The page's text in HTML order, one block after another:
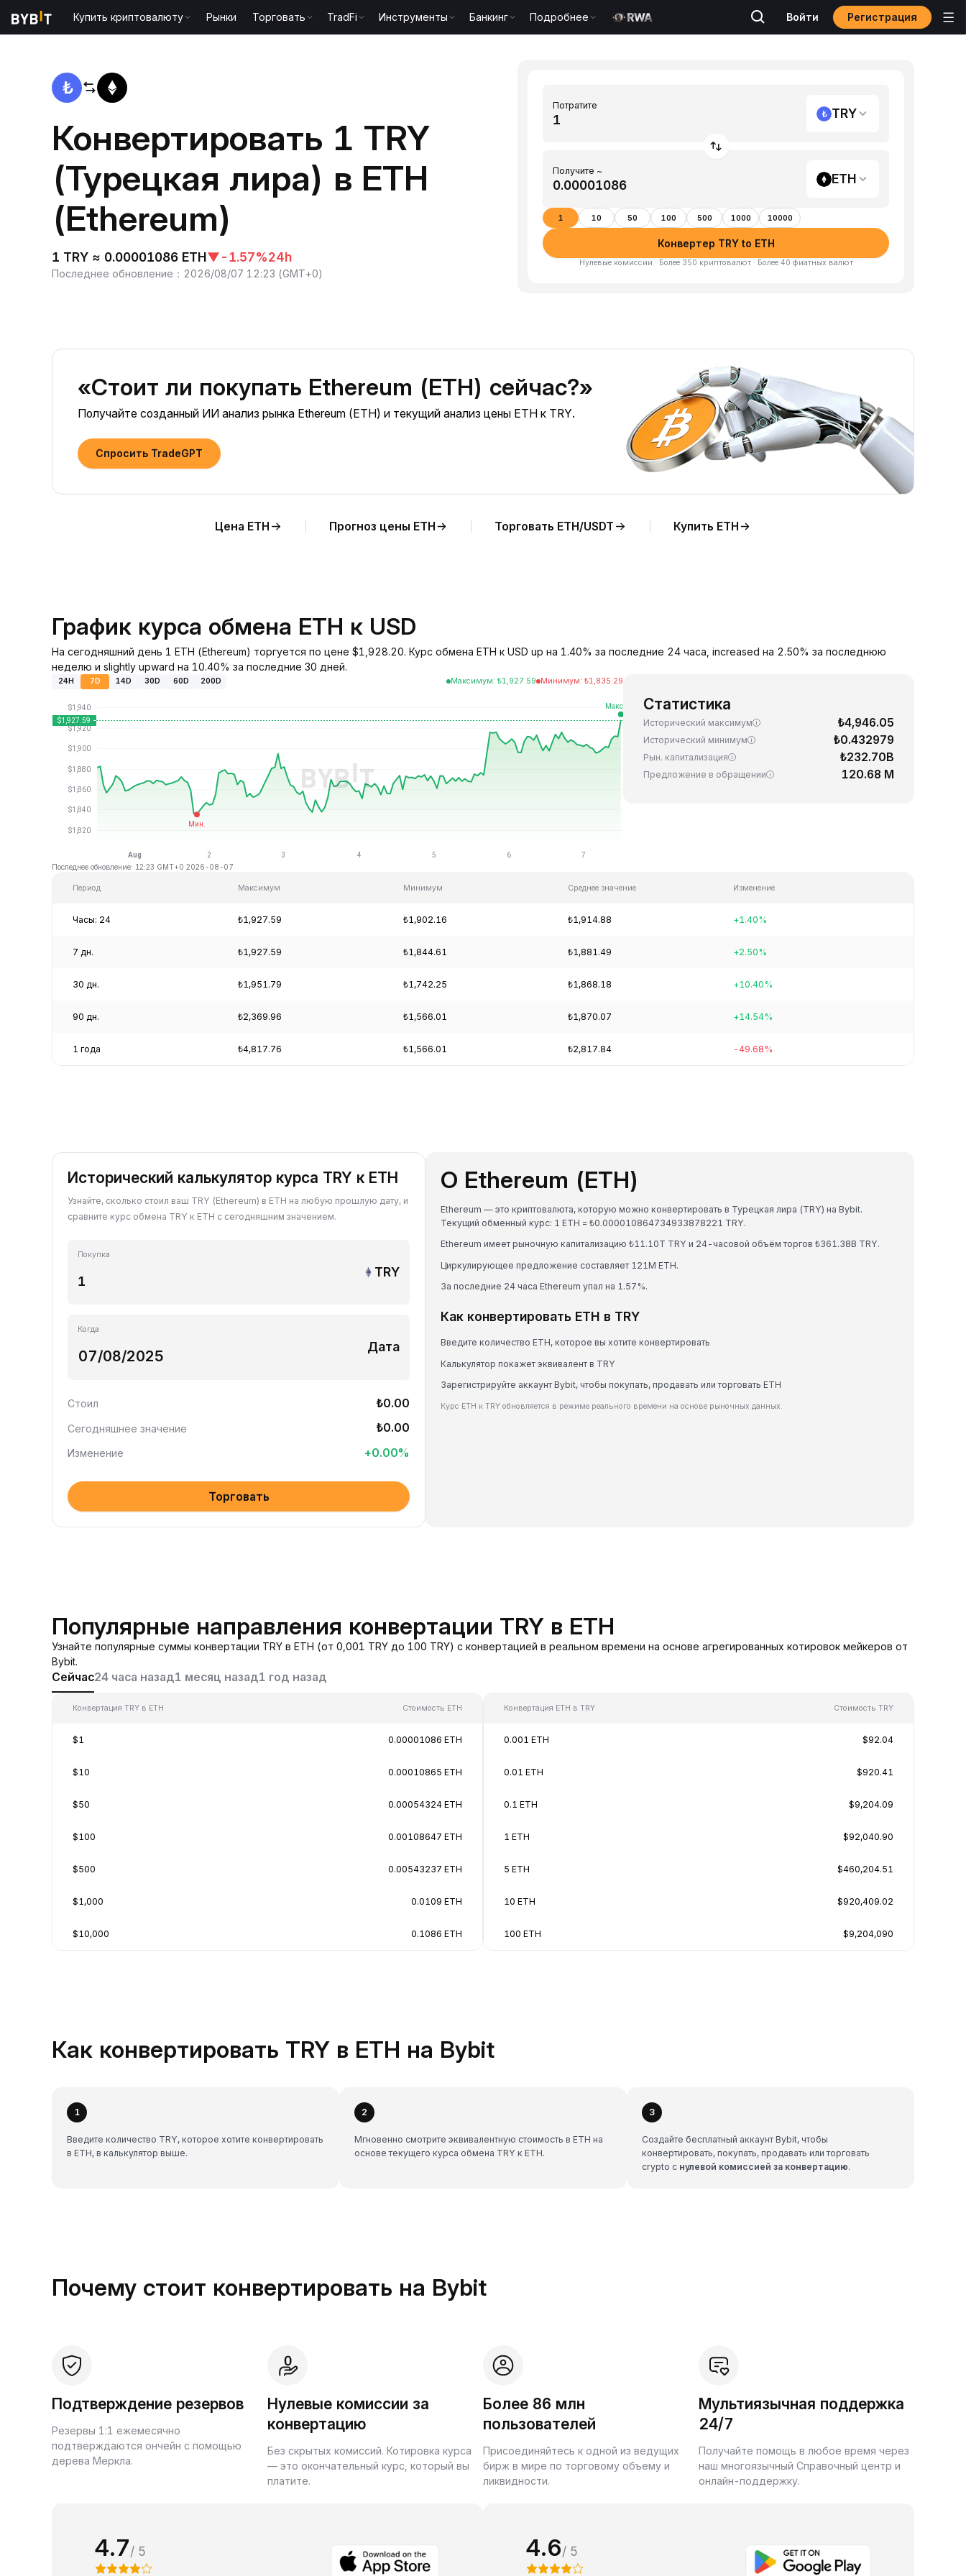
Купить криптовалюту Рынки Торговать TradFi Инструменты Банкинг Подробнее Войти Регистрация
Конвертировать 1 TRY
(Турецкая лира) в ETH
(Ethereum)
1 TRY ≈ 0.00001086 ETH▼-1.57%24h
Последнее обновление ： 2026/08/07 12:23 (GMT+0)
Потратите
TRY
Получите ~
ETH
1 10 50 100 500 1000 10000
Конвертер TRY to ETH
Нулевые комиссии · Более 350 криптовалют · Более 40 фиатных валют
«Стоит ли покупать Ethereum (ETH) сейчас?»
Получайте созданный ИИ анализ рынка Ethereum (ETH) и текущий анализ цены ETH к TRY.
Спросить TradeGPT
Цена ETH Прогноз цены ETH Торговать ETH/USDT Купить ETH
График курса обмена ETH к USD
На сегодняшний день 1 ETH (Ethereum) торгуется по цене $1,928.20. Курс обмена ETH к USD up на 1.40% за последние 24 часа, increased на 2.50% за последнюю
неделю и slightly upward на 10.40% за последние 30 дней.
24H 7D 14D 30D 60D 200D Максимум: ₺1,927.59 Минимум: ₺1,835.29
Последнее обновление: 12:23 GMT+0 2026-08-07
Статистика
Исторический максимум ₺4,946.05
Исторический минимум ₺0.432979
Рын. капитализация ₺232.70B
Предложение в обращении 120.68 M
Период Максимум Минимум Среднее значение Изменение
Часы: 24 ₺1,927.59 ₺1,902.16 ₺1,914.88 +1.40%
7 дн. ₺1,927.59 ₺1,844.61 ₺1,881.49 +2.50%
30 дн. ₺1,951.79 ₺1,742.25 ₺1,868.18 +10.40%
90 дн. ₺2,369.96 ₺1,566.01 ₺1,870.07 +14.54%
1 года ₺4,817.76 ₺1,566.01 ₺2,817.84 -49.68%
Исторический калькулятор курса TRY к ETH
Узнайте, сколько стоил ваш TRY (Ethereum) в ETH на любую прошлую дату, и
сравните курс обмена TRY к ETH с сегодняшним значением.
Покупка
TRY
Когда
Дата
Стоил ₺0.00
Сегодняшнее значение ₺0.00
Изменение +0.00%
Торговать
О Ethereum (ETH)
Ethereum — это криптовалюта, которую можно конвертировать в Турецкая лира (TRY) на Bybit.
Текущий обменный курс: 1 ETH = ₺0.000010864734933878221 TRY.
Ethereum имеет рыночную капитализацию ₺11.10T TRY и 24-часовой объём торгов ₺361.38B TRY.
Циркулирующее предложение составляет 121M ETH.
За последние 24 часа Ethereum упал на 1.57%.
Как конвертировать ETH в TRY
Введите количество ETH, которое вы хотите конвертировать
Калькулятор покажет эквивалент в TRY
Зарегистрируйте аккаунт Bybit, чтобы покупать, продавать или торговать ETH
Курс ETH к TRY обновляется в режиме реального времени на основе рыночных данных.
Популярные направления конвертации TRY в ETH
Узнайте популярные суммы конвертации TRY в ETH (от 0,001 TRY до 100 TRY) с конвертацией в реальном времени на основе агрегированных котировок мейкеров от
Bybit.
Сейчас24 часа назад1 месяц назад1 год назад
Конвертация TRY в ETH Стоимость ETH
$1 0.00001086 ETH
$10 0.00010865 ETH
$50 0.00054324 ETH
$100 0.00108647 ETH
$500 0.00543237 ETH
$1,000 0.0109 ETH
$10,000 0.1086 ETH
Конвертация ETH в TRY Стоимость TRY
0.001 ETH $92.04
0.01 ETH $920.41
0.1 ETH $9,204.09
1 ETH $92,040.90
5 ETH $460,204.51
10 ETH $920,409.02
100 ETH $9,204,090
Как конвертировать TRY в ETH на Bybit
1
Введите количество TRY, которое хотите конвертировать
в ETH, в калькулятор выше.
2
Мгновенно смотрите эквивалентную стоимость в ETH на
основе текущего курса обмена TRY к ETH.
3
Создайте бесплатный аккаунт Bybit, чтобы
конвертировать, покупать, продавать или торговать
crypto с нулевой комиссией за конвертацию.
Почему стоит конвертировать на Bybit
Подтверждение резервов
Резервы 1:1 ежемесячно
подтверждаются ончейн с помощью
дерева Меркла.
Нулевые комиссии за
конвертацию
Без скрытых комиссий. Котировка курса
— это окончательный курс, который вы
платите.
Более 86 млн
пользователей
Присоединяйтесь к одной из ведущих
бирж в мире по торговому объему и
ликвидности.
Мультиязычная поддержка
24/7
Получайте помощь в любое время через
наш многоязычный Справочный центр и
онлайн-поддержку.
4.7/ 5 4.6/ 5